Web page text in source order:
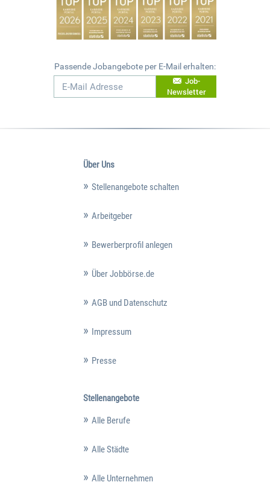
Passende Jobangebote per E-Mail erhalten:
Job-
Newsletter
Über Uns
Stellenangebote schalten
Arbeitgeber
Bewerberprofil anlegen
Über Jobbörse.de
AGB und Datenschutz
Impressum
Presse
Stellenangebote
Alle Berufe
Alle Städte
Alle Unternehmen